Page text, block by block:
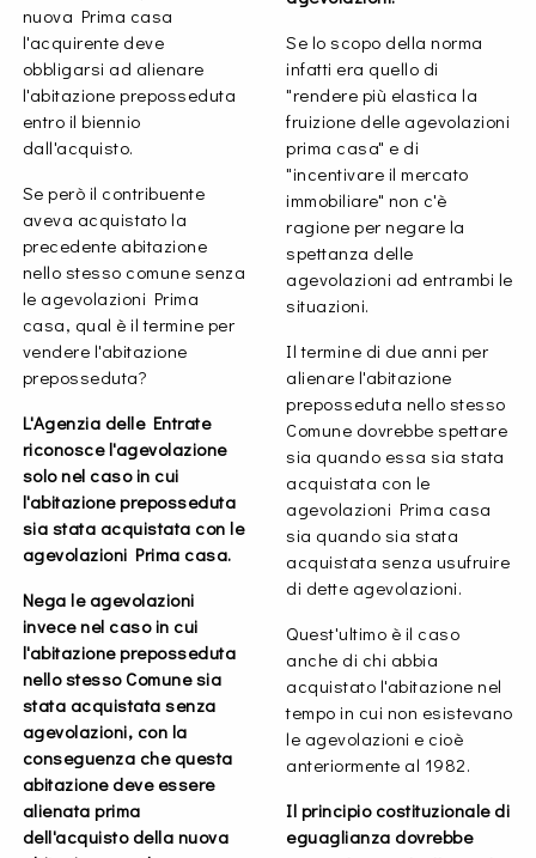
nuova Prima casa
l'acquirente deve
obbligarsi ad alienare
l'abitazione preposseduta
entro il biennio
dall'acquisto.
Se però il contribuente
aveva acquistato la
precedente abitazione
nello stesso comune senza
le agevolazioni Prima
casa, qual è il termine per
vendere l'abitazione
preposseduta?
L'Agenzia delle Entrate
riconosce l'agevolazione
solo nel caso in cui
l'abitazione preposseduta
sia stata acquistata con le
agevolazioni Prima casa.
Nega le agevolazioni
invece nel caso in cui
l'abitazione preposseduta
nello stesso Comune sia
stata acquistata senza
agevolazioni, con la
conseguenza che questa
abitazione deve essere
alienata prima
dell'acquisto della nuova
Se lo scopo della norma
infatti era quello di
"rendere più elastica la
fruizione delle agevolazioni
prima casa" e di
"incentivare il mercato
immobiliare" non c'è
ragione per negare la
spettanza delle
agevolazioni ad entrambi le
situazioni.
Il termine di due anni per
alienare l'abitazione
preposseduta nello stesso
Comune dovrebbe spettare
sia quando essa sia stata
acquistata con le
agevolazioni Prima casa
sia quando sia stata
acquistata senza usufruire
di dette agevolazioni.
Quest'ultimo è il caso
anche di chi abbia
acquistato l'abitazione nel
tempo in cui non esistevano
le agevolazioni e cioè
anteriormente al 1982.
Il principio costituzionale di
eguaglianza dovrebbe